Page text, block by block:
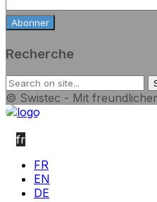
Recherche
© Swistec - Mit
fr
FR
EN
DE